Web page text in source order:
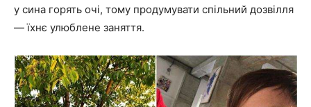
у сина горять очі, тому продумувати спільний дозвілля
— їхнє улюблене заняття.